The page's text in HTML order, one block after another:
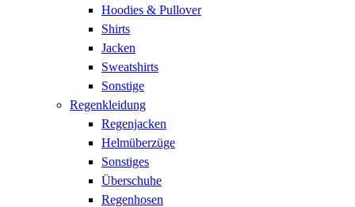
Hoodies & Pullover
Shirts
Jacken
Sweatshirts
Sonstige
Regenkleidung
Regenjacken
Helmüberzüge
Sonstiges
Überschuhe
Regenhosen